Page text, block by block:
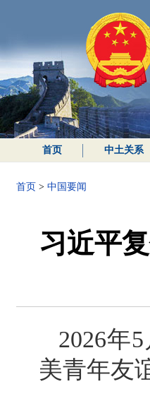
首页 中土关系
首页 > 中国要闻
习近平
2026年
美青年友